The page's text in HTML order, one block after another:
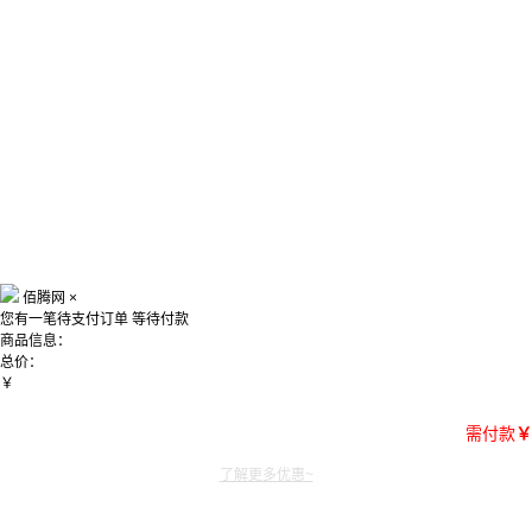
佰腾网 ×
您有一笔待支付订单 等待付款
商品信息：
总价：
￥
需付款￥
了解更多优惠~